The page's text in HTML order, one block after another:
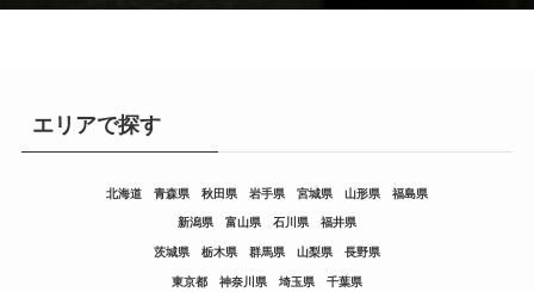
エリアで探す
北海道 青森県 秋田県 岩手県 宮城県 山形県 福島県
新潟県 富山県 石川県 福井県
茨城県 栃木県 群馬県 山梨県 長野県
東京都 神奈川県 埼玉県 千葉県